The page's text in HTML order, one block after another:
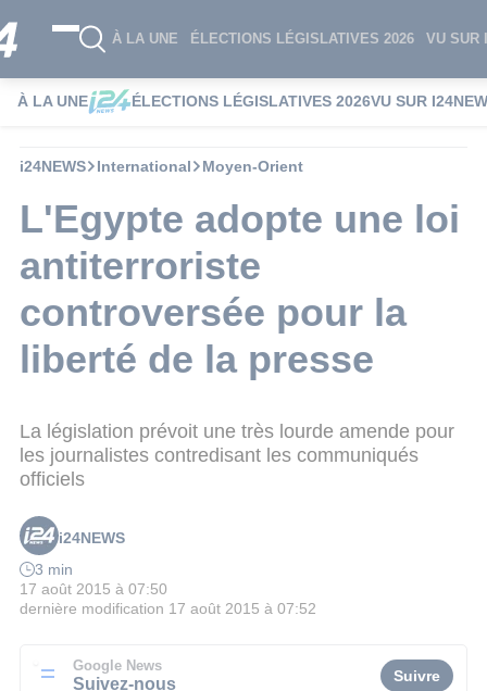
À LA UNE ÉLECTIONS LÉGISLATIVES 2026 VU SUR
À LA UNE ÉLECTIONS LÉGISLATIVES 2026VU SUR
i24NEWS International Moyen-Orient
L'Egypte adopte une loi
antiterroriste
controversée pour la
liberté de la presse
La législation prévoit une très lourde amende pour
les journalistes contredisant les communiqués
officiels
i24NEWS
3 min
17 août 2015 à 07:50
dernière modification 17 août 2015 à 07:52
Google News
Suivez-nous Suivre